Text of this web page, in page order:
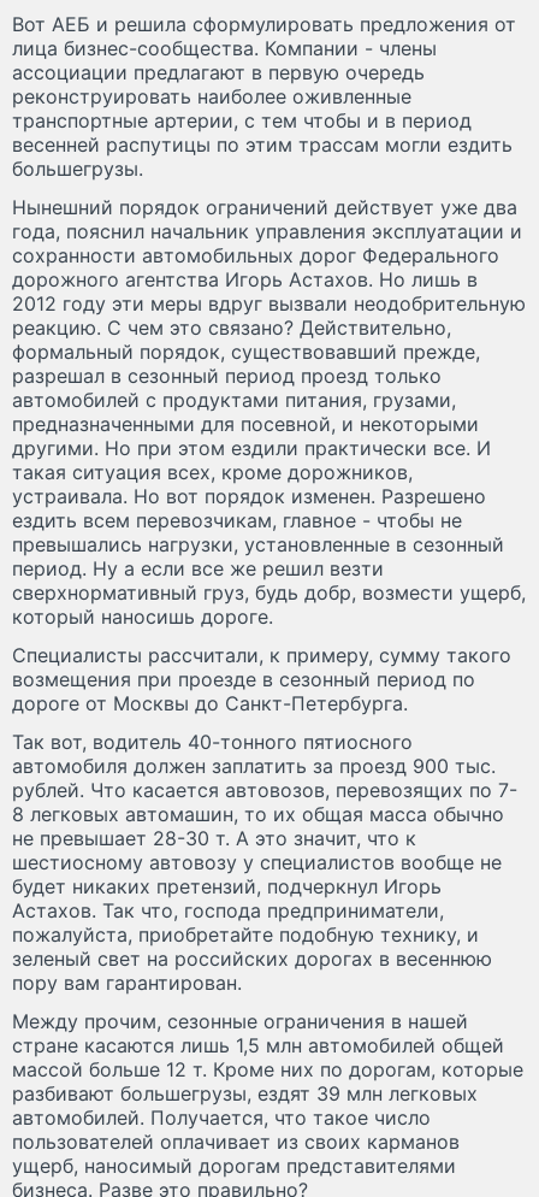
Вот АЕБ и решила сформулировать предложения от
лица бизнес-сообщества. Компании - члены
ассоциации предлагают в первую очередь
реконструировать наиболее оживленные
транспортные артерии, с тем чтобы и в период
весенней распутицы по этим трассам могли ездить
большегрузы.
Нынешний порядок ограничений действует уже два
года, пояснил начальник управления эксплуатации и
сохранности автомобильных дорог Федерального
дорожного агентства Игорь Астахов. Но лишь в
2012 году эти меры вдруг вызвали неодобрительную
реакцию. С чем это связано? Действительно,
формальный порядок, существовавший прежде,
разрешал в сезонный период проезд только
автомобилей с продуктами питания, грузами,
предназначенными для посевной, и некоторыми
другими. Но при этом ездили практически все. И
такая ситуация всех, кроме дорожников,
устраивала. Но вот порядок изменен. Разрешено
ездить всем перевозчикам, главное - чтобы не
превышались нагрузки, установленные в сезонный
период. Ну а если все же решил везти
сверхнормативный груз, будь добр, возмести ущерб,
который наносишь дороге.
Специалисты рассчитали, к примеру, сумму такого
возмещения при проезде в сезонный период по
дороге от Москвы до Санкт-Петербурга.
Так вот, водитель 40-тонного пятиосного
автомобиля должен заплатить за проезд 900 тыс.
рублей. Что касается автовозов, перевозящих по 7-
8 легковых автомашин, то их общая масса обычно
не превышает 28-30 т. А это значит, что к
шестиосному автовозу у специалистов вообще не
будет никаких претензий, подчеркнул Игорь
Астахов. Так что, господа предприниматели,
пожалуйста, приобретайте подобную технику, и
зеленый свет на российских дорогах в весеннюю
пору вам гарантирован.
Между прочим, сезонные ограничения в нашей
стране касаются лишь 1,5 млн автомобилей общей
массой больше 12 т. Кроме них по дорогам, которые
разбивают большегрузы, ездят 39 млн легковых
автомобилей. Получается, что такое число
пользователей оплачивает из своих карманов
ущерб, наносимый дорогам представителями
бизнеса. Разве это правильно?